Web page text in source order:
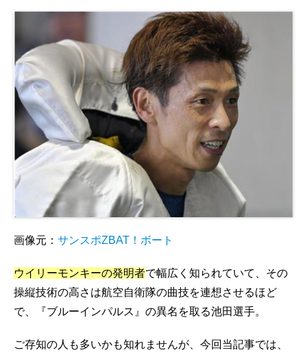
画像元： サンスポZBAT！ボート
ウイリーモンキーの発明者で幅広く知られていて、その
操縦技術の高さは航空自衛隊の曲技を連想させるほど
で、『ブルーインパルス』の異名を取る池田選手。
ご存知の人も多いかも知れませんが、今回当記事では、